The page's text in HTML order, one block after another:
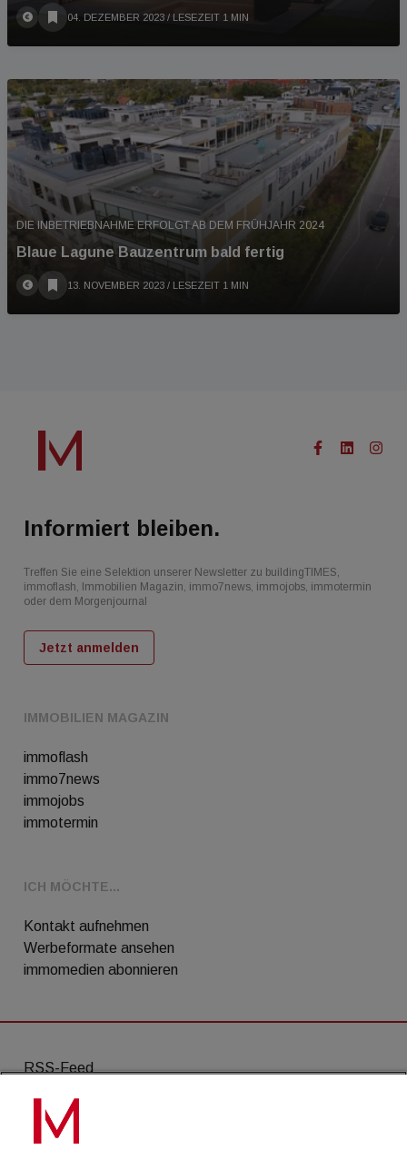
04. DEZEMBER 2023 / LESEZEIT 1 MIN
DIE INBETRIEBNAHME ERFOLGT AB DEM FRÜHJAHR 2024
Blaue Lagune Bauzentrum bald fertig
13. NOVEMBER 2023 / LESEZEIT 1 MIN
IMMOBILIEN MAGAZIN
immoflash
immo7news
immojobs
immotermin
ICH MÖCHTE...
Kontakt aufnehmen
Werbeformate ansehen
immomedien abonnieren
Informiert bleiben.
Treffen Sie eine Selektion unserer Newsletter zu buildingTIMES,
immoflash, Immobilien Magazin, immo7news, immojobs, immotermin
oder dem Morgenjournal
Jetzt anmelden
RSS-Feed
AGB
Datenschutz